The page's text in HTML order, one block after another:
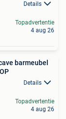
Details
Topadvertentie
4 aug 26
barmeubel
Details
Topadvertentie
4 aug 26